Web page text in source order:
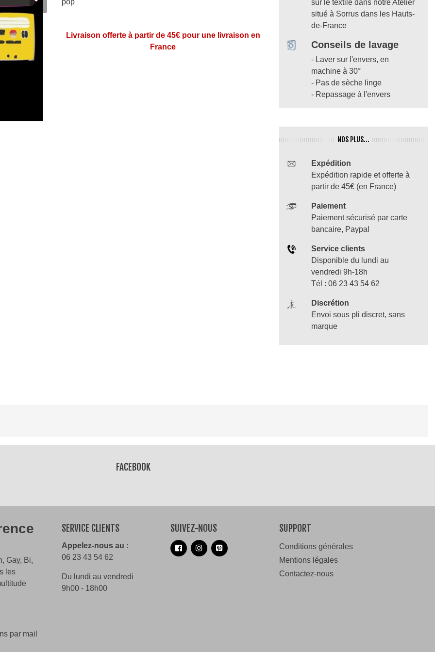
pop
Livraison offerte à partir de 45€ pour une livraison en
France
sur le textile dans notre Atelier
situé à Sorrus dans les Hauts-
de-France
Conseils de lavage
- Laver sur l'envers, en
machine à 30°
- Pas de sèche linge
- Repassage à l'envers
NOS PLUS...
Expédition
Expédition rapide et offerte à
partir de 45€ (en France)
Paiement
Paiement sécurisé par carte
bancaire, Paypal
Service clients
Disponible du lundi au
vendredi 9h-18h
Tél : 06 23 43 54 62
Discrétion
Envoi sous pli discret, sans
marque
Lire la suite
FACEBOOK
Gay, Bi,
les
par mail
SERVICE CLIENTS
Appelez-nous au :
06 23 43 54 62
Du lundi au vendredi
9h00 - 18h00
SUIVEZ-NOUS SUPPORT
Conditions générales
Mentions légales
Contactez-nous